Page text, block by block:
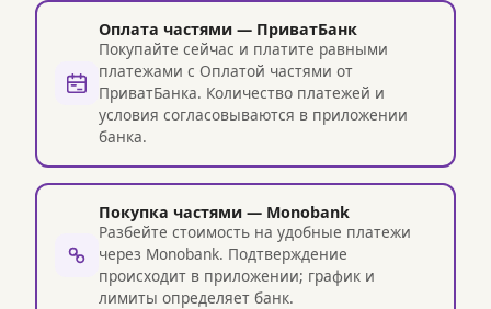
Оплата частями — ПриватБанк
Покупайте сейчас и платите равными
платежами с Оплатой частями от
ПриватБанка. Количество платежей и
условия согласовываются в приложении
банка.
Покупка частями — Monobank
Разбейте стоимость на удобные платежи
через Monobank. Подтверждение
происходит в приложении; график и
лимиты определяет банк.